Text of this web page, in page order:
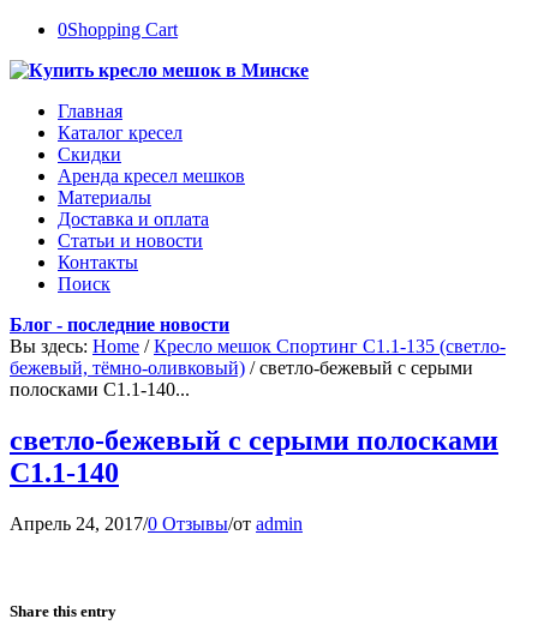
0Shopping Cart
Главная
Каталог кресел
Скидки
Аренда кресел мешков
Материалы
Доставка и оплата
Статьи и новости
Контакты
Поиск
Блог - последние новости
Вы здесь: Home / Кресло мешок Спортинг С1.1-135 (светло-
бежевый, тёмно-оливковый) / светло-бежевый с серыми
полосками С1.1-140...
светло-бежевый с серыми полосками
С1.1-140
Апрель 24, 2017/0 Отзывы/от admin
Share this entry